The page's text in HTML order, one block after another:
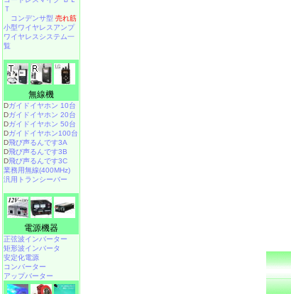
Ｔ
コンデンサ型 売れ筋
小型ワイヤレスアンプ
ワイヤレスシステム一
覧
無線機
Dガイドイヤホン 10台
Dガイドイヤホン 20台
Dガイドイヤホン 50台
Dガイドイヤホン100台
D飛び声るんです3A
D飛び声るんです3B
D飛び声るんです3C
業務用無線(400MHz)
汎用トランシーバー
電源機器
正弦波インバーター
矩形波インバータ
安定化電源
コンバーター
アップバーター